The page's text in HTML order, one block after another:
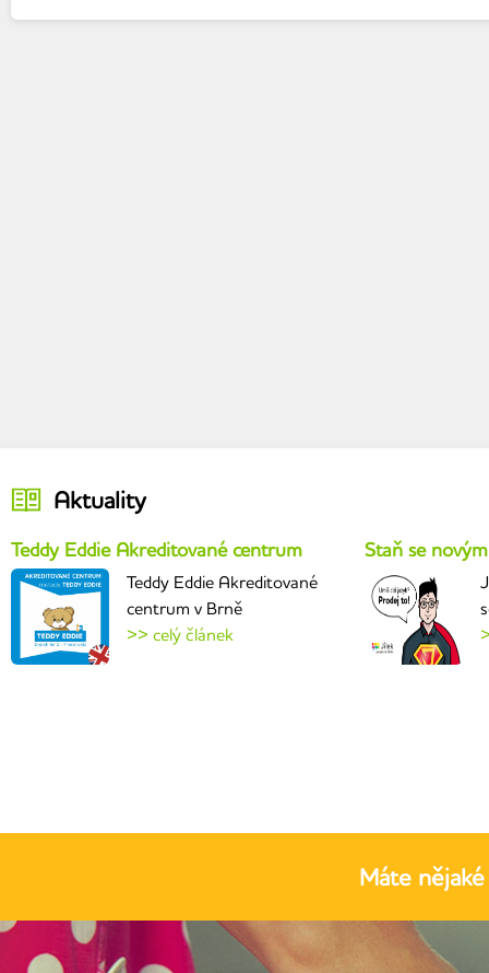
Aktuality
Teddy Eddie Akreditované centrum
Teddy Eddie Akreditované
centrum v Brně
>> celý článek
Staň se
Máte